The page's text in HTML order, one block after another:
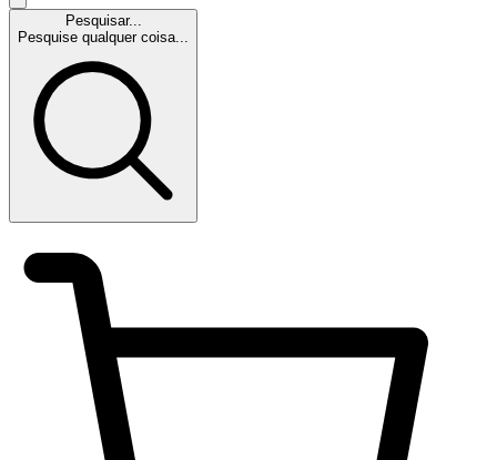
Pesquisar...
Pesquise qualquer coisa...